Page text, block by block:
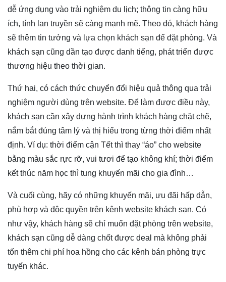
dễ ứng dụng vào trải nghiệm du lịch; thông tin càng hữu
ích, tính lan truyền sẽ càng mạnh mẽ. Theo đó, khách hàng
sẽ thêm tin tưởng và lựa chọn khách sạn để đặt phòng. Và
khách sạn cũng dần tạo được danh tiếng, phát triển được
thương hiệu theo thời gian.
Thứ hai, có cách thức chuyển đổi hiệu quả thông qua trải
nghiệm người dùng trên website. Để làm được điều này,
khách sạn cần xây dựng hành trình khách hàng chặt chẽ,
nắm bắt đúng tâm lý và thị hiếu trong từng thời điểm nhất
định. Ví dụ: thời điểm cận Tết thì thay “áo” cho website
bằng màu sắc rực rỡ, vui tươi để tạo không khí; thời điểm
kết thúc năm học thì tung khuyến mãi cho gia đình…
Và cuối cùng, hãy có những khuyến mãi, ưu đãi hấp dẫn,
phù hợp và độc quyền trên kênh website khách sạn. Có
như vậy, khách hàng sẽ chỉ muốn đặt phòng trên website,
khách sạn cũng dễ dàng chốt được deal mà không phải
tốn thêm chi phí hoa hồng cho các kênh bán phòng trực
tuyến khác.